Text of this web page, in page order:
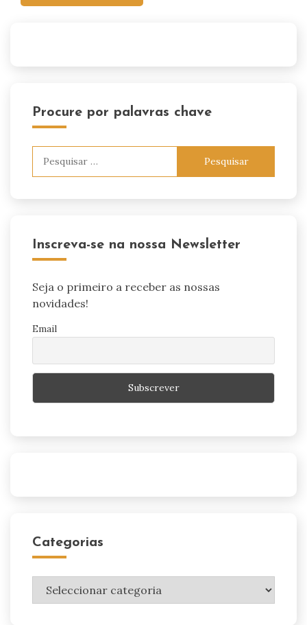
Procure por palavras chave
Inscreva-se na nossa Newsletter
Seja o primeiro a receber as nossas
novidades!
Email
Categorias
Categorias